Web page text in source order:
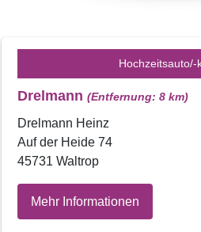
Hochzeitsauto/-
Drelmann (Entfernung: 8 km)
Drelmann Heinz
Auf der Heide 74
45731 Waltrop
Mehr Informationen